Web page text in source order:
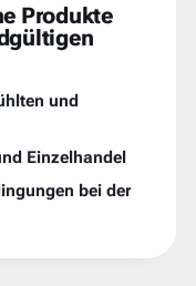
Produkte
und
Einzelhandel
bei der